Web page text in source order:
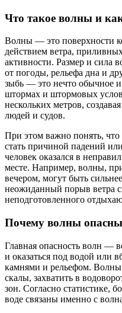
Что такое волны и
Волны — это поверхности
действием ветра,
активности. Размер и сила
от погоды, рельефа дна и
зыбь — это нечто обычное
штормах и штормовых
нескольких метров,
людей и судов.
При этом важно понять,
стать причиной падений
человек оказался в
месте. Например, волны,
вечером, могут быть
неожиданный порыв ветра
неподготовленного
Почему волны опасны
Главная опасность волн —
и оказаться под водой или
камнями и рельефом. Волны
скалы, захватить в
зон. Согласно статистике,
воде связаны именно с